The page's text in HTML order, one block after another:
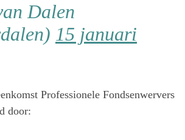
Dalen
15 januari
Professionele Fondsenwervers
door: